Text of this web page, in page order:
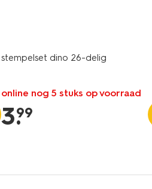
stempelset dino 26-delig
online nog 5 stuks op voorraad
3.
99